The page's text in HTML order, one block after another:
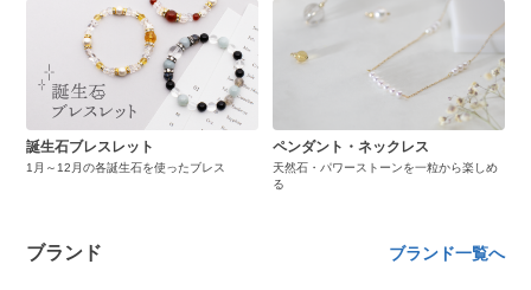
誕生石ブレスレット
1月～12月の各誕生石を使ったブレス
ペンダント・ネックレス
天然石・パワーストーンを一粒から楽しめ
る
ブランド ブランド一覧へ